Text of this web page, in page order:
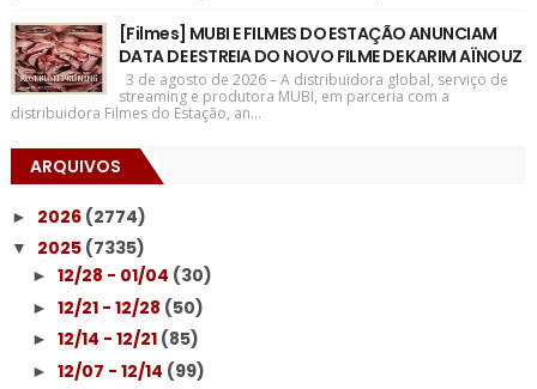
[Filmes] MUBI E FILMES DO ESTAÇÃO ANUNCIAM
DATA DE ESTREIA DO NOVO FILME DE KARIM AÏNOUZ
3 de agosto de 2026 – A distribuidora global, serviço de
streaming e produtora MUBI, em parceria com a
distribuidora Filmes do Estação, an...
ARQUIVOS
► 2026 (2774)
▼ 2025 (7335)
► 12/28 - 01/04 (30)
► 12/21 - 12/28 (50)
► 12/14 - 12/21 (85)
► 12/07 - 12/14 (99)